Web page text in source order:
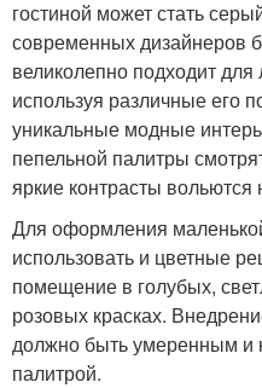
гостиной может стать
современных дизайнеров
великолепно подходит
используя различные его
уникальные модные
пепельной палитры
яркие контрасты
Для оформления
использовать и цветные
помещение в голубых,
розовых красках.
должно быть умеренным и
палитрой.